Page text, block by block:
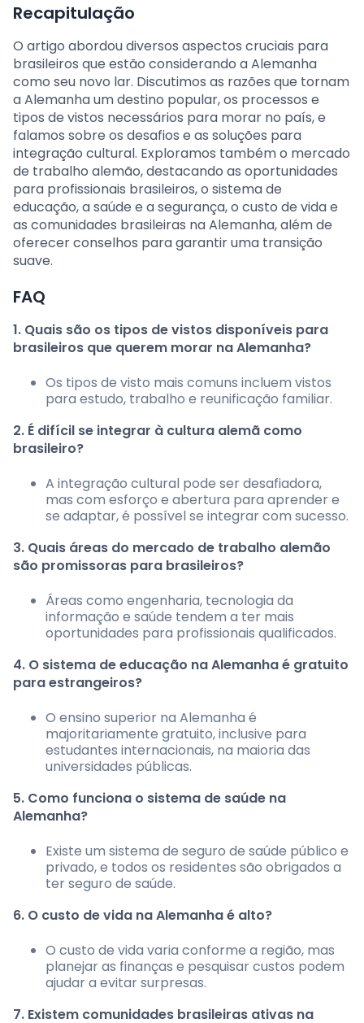
Recapitulação
O artigo abordou diversos aspectos cruciais para
brasileiros que estão considerando a Alemanha
como seu novo lar. Discutimos as razões que tornam
a Alemanha um destino popular, os processos e
tipos de vistos necessários para morar no país, e
falamos sobre os desafios e as soluções para
integração cultural. Exploramos também o mercado
de trabalho alemão, destacando as oportunidades
para profissionais brasileiros, o sistema de
educação, a saúde e a segurança, o custo de vida e
as comunidades brasileiras na Alemanha, além de
oferecer conselhos para garantir uma transição
suave.
FAQ
1. Quais são os tipos de vistos disponíveis para
brasileiros que querem morar na Alemanha?
Os tipos de visto mais comuns incluem vistos
para estudo, trabalho e reunificação familiar.
2. É difícil se integrar à cultura alemã como
brasileiro?
A integração cultural pode ser desafiadora,
mas com esforço e abertura para aprender e
se adaptar, é possível se integrar com sucesso.
3. Quais áreas do mercado de trabalho alemão
são promissoras para brasileiros?
Áreas como engenharia, tecnologia da
informação e saúde tendem a ter mais
oportunidades para profissionais qualificados.
4. O sistema de educação na Alemanha é gratuito
para estrangeiros?
O ensino superior na Alemanha é
majoritariamente gratuito, inclusive para
estudantes internacionais, na maioria das
universidades públicas.
5. Como funciona o sistema de saúde na
Alemanha?
Existe um sistema de seguro de saúde público e
privado, e todos os residentes são obrigados a
ter seguro de saúde.
6. O custo de vida na Alemanha é alto?
O custo de vida varia conforme a região, mas
planejar as finanças e pesquisar custos podem
ajudar a evitar surpresas.
7. Existem comunidades brasileiras ativas na